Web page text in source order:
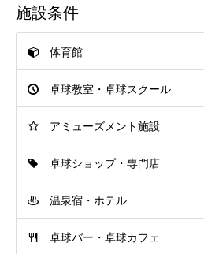
施設条件
体育館
卓球教室・卓球スクール
アミューズメント施設
卓球ショップ・専門店
温泉宿・ホテル
卓球バー・卓球カフェ